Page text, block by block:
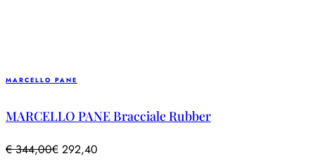
MARCELLO PANE
MARCELLO PANE Bracciale Rubber
€344,00€ 292,40